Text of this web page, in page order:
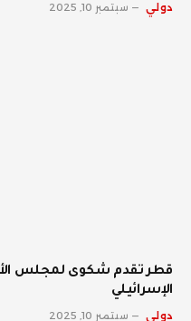
دولي سبتمبر 10, 2025
قطر تقدم شكوى لمجلس
الإسرائيلي
دولي سبتمبر 10, 2025